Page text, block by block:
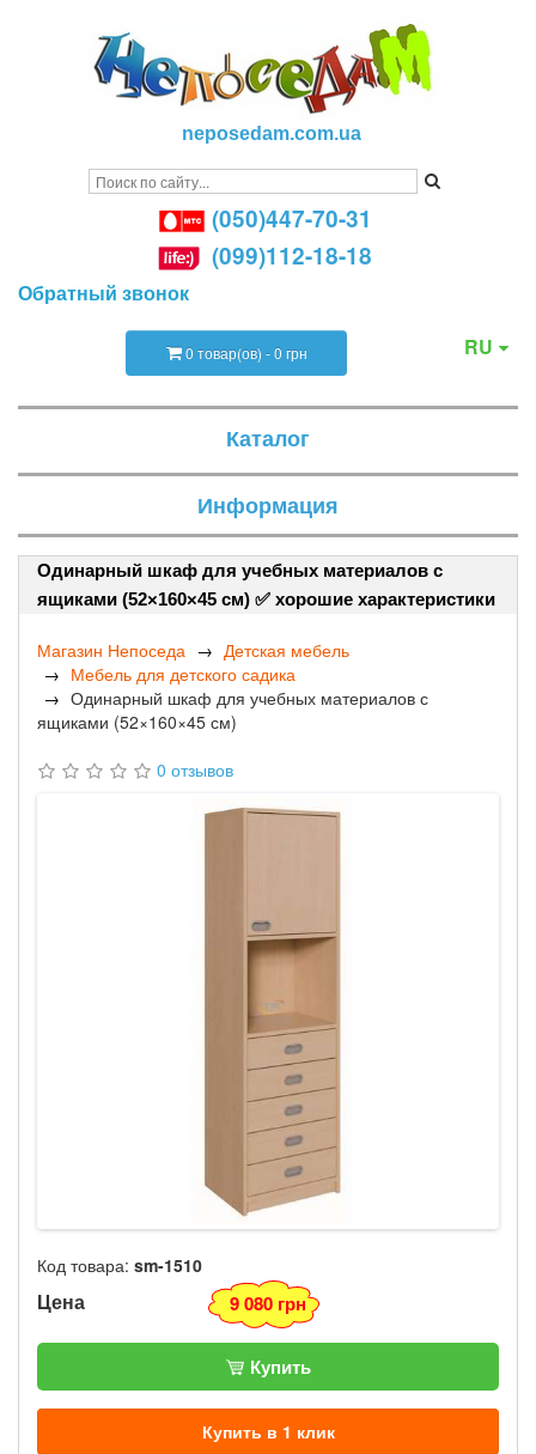
neposedam.com.ua
(050)447-70-31
(099)112-18-18
Обратный звонок
RU
0 товар(ов) - 0 грн
Каталог
Информация
Одинарный шкаф для учебных материалов с
ящиками (52×160×45 см) ✅ хорошие характеристики
Магазин Непоседа
Детская мебель
Мебель для детского садика
Одинарный шкаф для учебных материалов с
ящиками (52×160×45 см)
0 отзывов
Код товара: sm-1510
Цена 9 080 грн
Купить
Купить в 1 клик